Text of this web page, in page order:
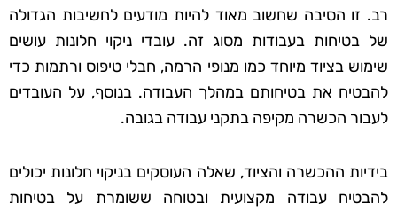
רב. זו הסיבה שחשוב מאוד להיות מודעים לחשיבות הגדולה
של בטיחות בעבודות מסוג זה. עובדי ניקוי חלונות עושים
שימוש בציוד מיוחד כמו מנופי הרמה, חבלי טיפוס ורתמות כדי
להבטיח את בטיחותם במהלך העבודה. בנוסף, על העובדים
לעבור הכשרה מקיפה בתקני עבודה בגובה.
בידיות ההכשרה והציוד, שאלה העוסקים בניקוי חלונות יכולים
להבטיח עבודה מקצועית ובטוחה ששומרת על בטיחות